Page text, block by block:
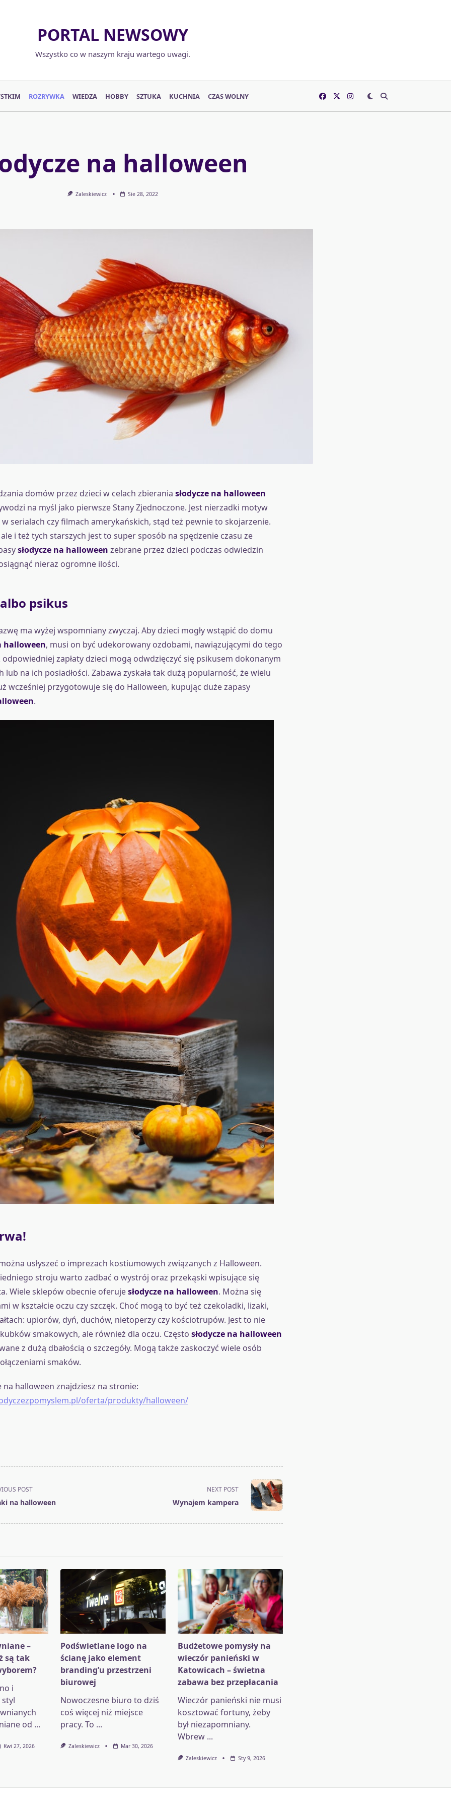
PORTAL NEWSOWY
Wszystko co w naszym kraju wartego uwagi.
ROZRYWKA WIEDZA HOBBY SZTUKA KUCHNIA CZAS WOLNY
na halloween
Zaleskiewicz Sie 28, 2022
domów przez dzieci w celach zbierania słodycze na halloween
na myśl jako pierwsze Stany Zjednoczone. Jest nierzadki motyw
serialach czy filmach amerykańskich, stąd też pewnie to skojarzenie.
i też tych starszych jest to super sposób na spędzenie czasu ze
słodycze na halloween zebrane przez dzieci podczas odwiedzin
nieraz ogromne ilości.
psikus
ma wyżej wspomniany zwyczaj. Aby dzieci mogły wstąpić do domu
halloween, musi on być udekorowany ozdobami, nawiązującymi do tego
zapłaty dzieci mogą odwdzięczyć się psikusem dokonanym
lub na ich posiadłości. Zabawa zyskała tak dużą popularność, że wielu
wcześniej przygotowuje się do Halloween, kupując duże zapasy
.
usłyszeć o imprezach kostiumowych związanych z Halloween.
stroju warto zadbać o wystrój oraz przekąski wpisujące się
Wiele sklepów obecnie oferujesłodycze na halloween. Można się
w kształcie oczu czy szczęk. Choć mogą to być też czekoladki, lizaki,
upiorów, dyń, duchów, nietoperzy czy kościotrupów. Jest to nie
smakowych, ale również dla oczu. Często słodycze na halloween
z dużą dbałością o szczegóły. Mogą także zaskoczyć wiele osób
smaków.
na halloween znajdziesz na stronie:
oferta/produkty/halloween/
POST
na halloween
NEXT POST
Wynajem kampera
–
są tak
i
od ...
Kwi 27, 2026
Podświetlane logo na
ścianę jako element
branding’u przestrzeni
biurowej
Nowoczesne biuro to dziś
coś więcej niż miejsce
pracy. To ...
Zaleskiewicz Mar 30, 2026
Budżetowe pomysły na
wieczór panieński w
Katowicach – świetna
zabawa bez przepłacania
Wieczór panieński nie musi
kosztować fortuny, żeby
był niezapomniany.
Wbrew ...
Zaleskiewicz Sty 9, 2026